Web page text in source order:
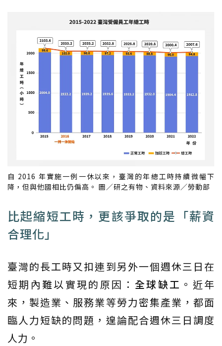
自 2016 年實施一例一休以來，臺灣的年總工時持續微幅下
降，但與他國相比仍偏高。 圖／研之有物、資料來源／勞動部
比起縮短工時，更該爭取的是「薪資
合理化」
臺灣的長工時又扣連到另外一個週休三日在
短期內難以實現的原因： 全球缺工 。近年
來，製造業、服務業等勞力密集產業，都面
臨人力短缺的問題，遑論配合週休三日調度
人力。